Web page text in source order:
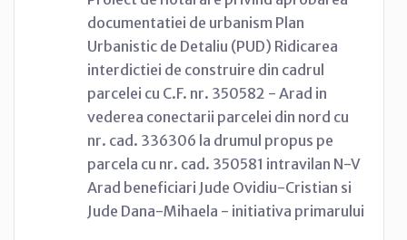
documentatiei de urbanism Plan
Urbanistic de Detaliu (PUD) Ridicarea
interdictiei de construire din cadrul
parcelei cu C.F. nr. 350582 - Arad in
vederea conectarii parcelei din nord cu
nr. cad. 336306 la drumul propus pe
parcela cu nr. cad. 350581 intravilan N-V
Arad beneficiari Jude Ovidiu-Cristian si
Jude Dana-Mihaela - initiativa primarului